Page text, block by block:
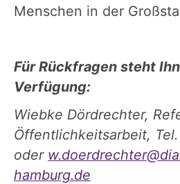
Menschen in der
Für Rückfragen steht
Verfügung:
Wiebke Dördrechter,
Öffentlichkeitsarbeit,
oder
hamburg.de